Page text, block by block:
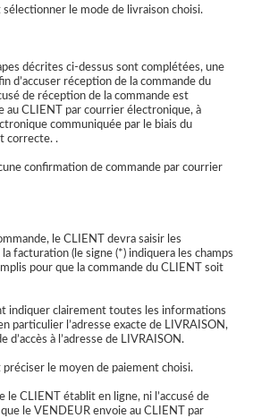
le mode de livraison choisi.
décrites ci-dessus sont complétées, une
d’accuser réception de la commande du
de réception de la commande est
au CLIENT par courrier électronique, à
communiquée par le biais du
correcte. .
confirmation de commande par courrier
le CLIENT devra saisir les
facturation (le signe (*) indiquera les champs
pour que la commande du CLIENT soit
indiquer clairement toutes les informations
particulier l’adresse exacte de LIVRAISON,
à l’adresse de LIVRAISON.
le moyen de paiement choisi.
le CLIENT établit en ligne, ni l’accusé de
le VENDEUR envoie au CLIENT par